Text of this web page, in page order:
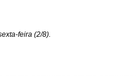
feira (2/8).